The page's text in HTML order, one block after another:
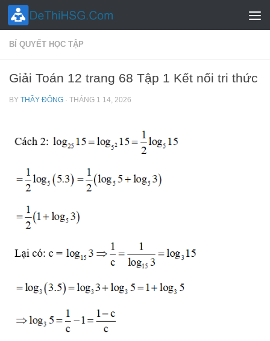
Skip to content
BÍ QUYẾT HỌC TẬP
Giải Toán 12 trang 68 Tập 1 Kết nối tri thức
BY THẦY ĐÔNG · THÁNG 1 14, 2026